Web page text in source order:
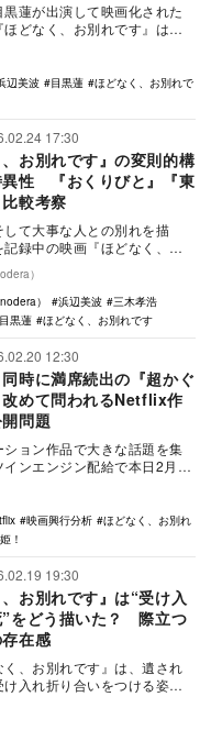
蓮が出演して映画化された
どなく、お別れです』は、
…
辺美波 目黒蓮
ほどなく、お別れで
17:30
、お別れです』の変則的構
異性 『おくりびと』『東
較考察
して大事な人との別れを描
記録中の映画『ほどなく、お
浜辺美波、目黒蓮という人気
つ…
）
）
浜辺美波
三木孝浩
黒蓮 ほどなく、お別れです
12:30
時に満席続出の『超かぐ
めて問われるNetflix作
問題
ション作品で大きな話題を集
ンエンジン配給で本日2月20
定で劇場公開されているスタ
映画興行分析
ほどなく、お別れ
！
19:30
、お別れです』は“受け入
”をどう描いた？ 際立つ
在感
く、お別れです』は、遺され
入れ折り合いをつける姿を
…